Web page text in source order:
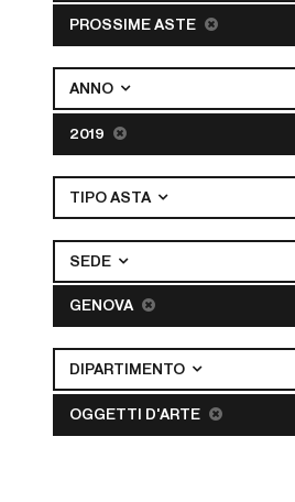
PROSSIME ASTE
ANNO
2019
TIPO ASTA
SEDE
GENOVA
DIPARTIMENTO
OGGETTI D'ARTE